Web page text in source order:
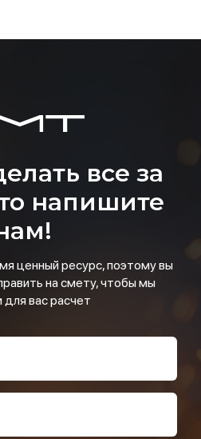
все за
напишите
ценный ресурс, поэтому вы
на смету, чтобы мы
для вас расчет